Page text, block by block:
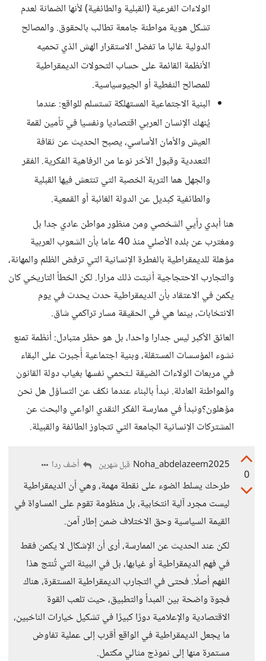
الولاءات الفرعية (القبلية والطائفية) لأنها الضمانة لعدم
تشكل هوية مواطنة جامعة تطالب بالحقوق. والمصالح
الدولية غالبا ما تفضل الاستقرار الهش الذي تحميه
الأنظمة القائمة على حساب التحولات الديمقراطية
للمصالح النفطية أو الجيوسياسية.
البنية الاجتماعية المستهلكة تستسلم للواقع: عندما
يُنهك الإنسان العربي اقتصاديا ونفسيا في تأمين لقمة
العيش والأمان الأساسي، يصبح الحديث عن ثقافة
التعددية وقبول الآخر نوعا من الرفاهية الفكرية. الفقر
والجهل هما التربة الخصبة التي تنتعش فيها القبلية
والطائفية كبديل عن الدولة الغائبة أو القمعية.
هنا أبدي رأيي الشخصي ومن منظور مواطن عادي جدا بل
ومغترب عن بلده الأصلي منذ 40 عاما بأن الشعوب العربية
مؤهلة للديمقراطية بالفطرة الإنسانية التي ترفض الظلم والمهانة،
والتجارب الاحتجاجية أثبتت ذلك مرارا. لكن الخطأ التاريخي كان
يكمن في الاعتقاد بأن الديمقراطية حدث يحدث في يوم
الانتخابات، بينما هي في الحقيقة مسار تراكمي شاق.
العائق الأكبر ليس جدارا واحدا، بل هو حظر متبادل: أنظمة تمنع
نشوء المؤسسات المستقلة، وبنية اجتماعية أُجبرت على البقاء
في مربعات الولاءات الضيقة لـتحمي نفسها بغياب دولة القانون
والمواطنة العادلة. نبدأ بالبناء عندما نكف عن التساؤل هل نحن
مؤهلون؟ونبدأ في ممارسة الفكر النقدي الواعي والبحث عن
المشتركات الإنسانية الجامعة التي تتجاوز الطائفة والقبيلة.
0
Noha_abdelazeem2025 قبل شهرين أضف ردا
طرحك يسلط الضوء على نقطة مهمة، وهي أن الديمقراطية
ليست مجرد آلية انتخابية، بل منظومة تقوم على المساواة في
القيمة السياسية وحق الاختلاف ضمن إطار آمن.
لكن عند الحديث عن الممارسة، أرى أن الإشكال لا يكمن فقط
في فهم الديمقراطية أو غيابها، بل في البيئة التي تُنتج هذا
الفهم أصلًا. فحتى في التجارب الديمقراطية المستقرة، هناك
فجوة واضحة بين المبدأ والتطبيق، حيث تلعب القوة
الاقتصادية والإعلامية دورًا كبيرًا في تشكيل خيارات الناخبين،
ما يجعل الديمقراطية في الواقع أقرب إلى عملية تفاوض
مستمرة منها إلى نموذج مثالي مكتمل.